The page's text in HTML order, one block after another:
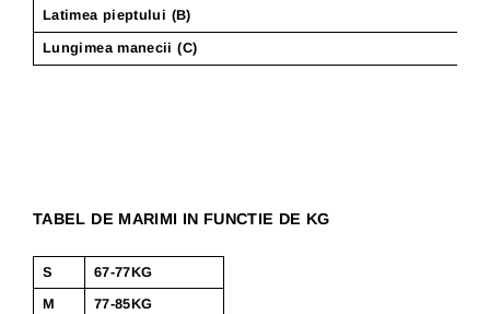
Latimea pieptului (B)
Lungimea manecii (C)
TABEL DE MARIMI IN FUNCTIE DE KG
S
67-77KG
M
77-85KG